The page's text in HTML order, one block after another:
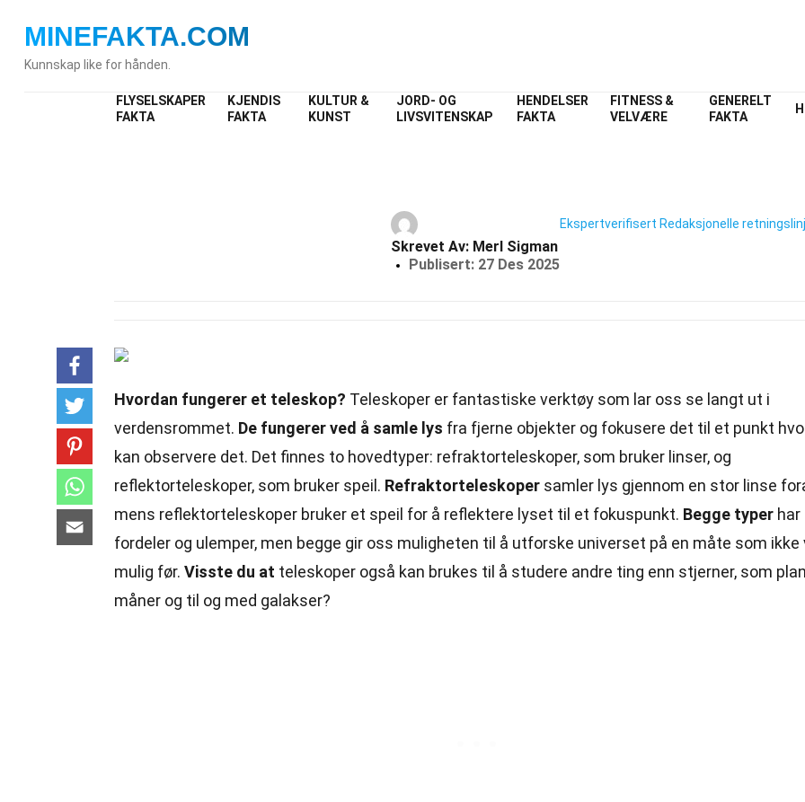
MINEFAKTA.COM
Kunnskap like for hånden.
FLYSELSKAPER
FAKTA
KJENDIS
FAKTA
KULTUR &
KUNST
JORD- OG
LIVSVITENSKAP
HENDELSER
FAKTA
FITNESS &
VELVÆRE
GENERELT
FAKTA
Index
UniversetFakta
Skrevet Av: Merl Sigman
Publisert: 27 Des 2025
Ekspertverifisert Redaksjonelle
Hvordan fungerer et teleskop? Teleskoper er fantastiske verktøy som lar oss se langt ut i
verdensrommet. De fungerer ved å samle lys fra fjerne objekter og fokusere det til et punkt
kan observere det. Det finnes to hovedtyper: refraktorteleskoper, som bruker linser, og
reflektorteleskoper, som bruker speil. Refraktorteleskoper samler lys gjennom en stor linse
mens reflektorteleskoper bruker et speil for å reflektere lyset til et fokuspunkt. Begge typer
fordeler og ulemper, men begge gir oss muligheten til å utforske universet på en måte som ikke
mulig før. Visste du at teleskoper også kan brukes til å studere andre ting enn stjerner, som
måner og til og med galakser?